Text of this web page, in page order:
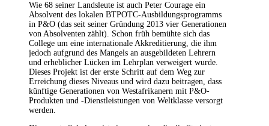
Wie 68 seiner Landsleute ist auch Peter Courage ein
Absolvent des lokalen BTPOTC-Ausbildungsprogramms
in P&O (das seit seiner Gründung 2013 vier Generationen
von Absolventen zählt). Schon früh bemühte sich das
College um eine internationale Akkreditierung, die ihm
jedoch aufgrund des Mangels an ausgebildeten Lehrern
und erheblicher Lücken im Lehrplan verweigert wurde.
Dieses Projekt ist der erste Schritt auf dem Weg zur
Erreichung dieses Niveaus und wird dazu beitragen, dass
künftige Generationen von Westafrikanern mit P&O-
Produkten und -Dienstleistungen von Weltklasse versorgt
werden.